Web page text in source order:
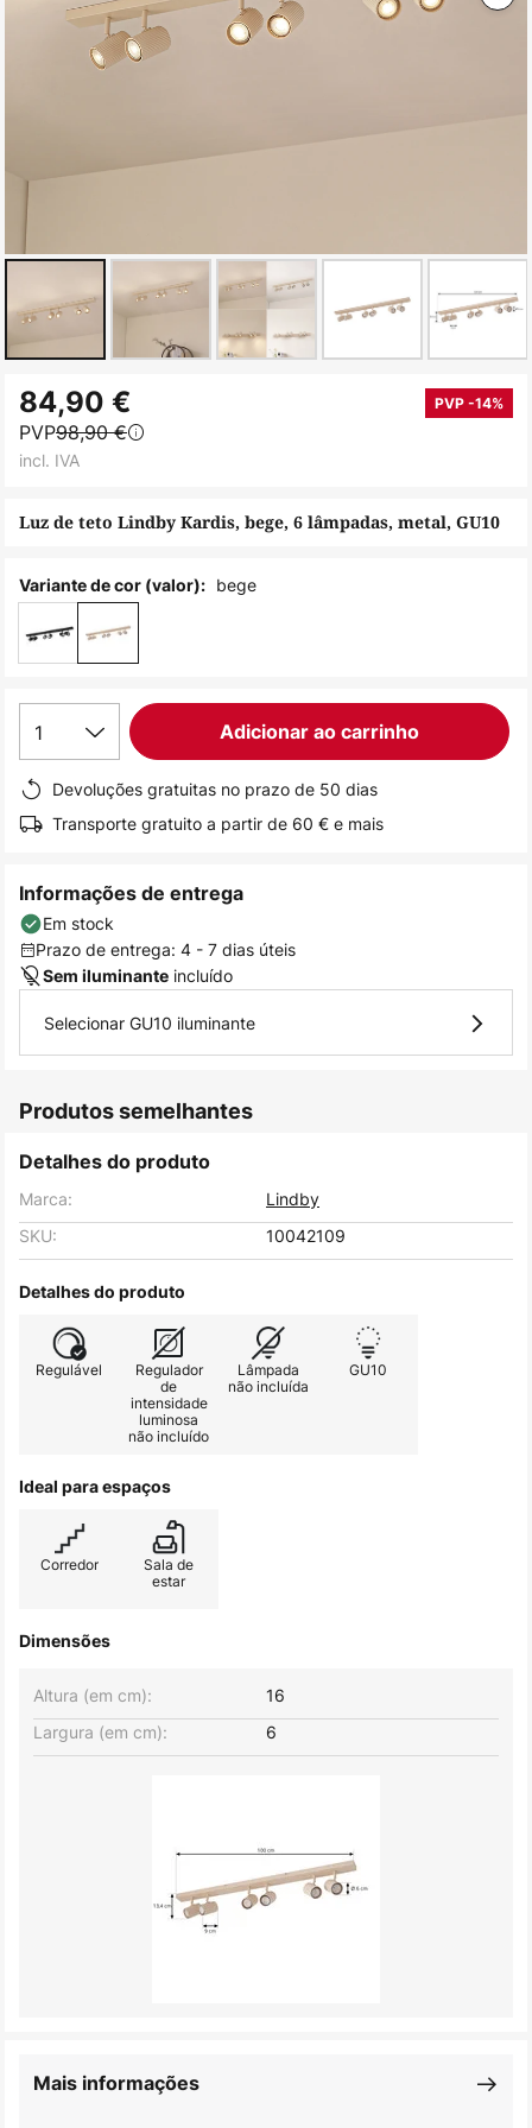
para
início
Galeria
imagens
Luz de teto Lindby Kardis, bege, 6 lâmpadas, metal, GU10
84,90 € PVP -14%
PVP98,90 €
incl. IVA
Variante de cor (valor): bege
1 Adicionar ao carrinho
Devoluções gratuitas no prazo de 50 dias
Transporte gratuito a partir de 60 € e mais
Informações de entrega
Em stock
Prazo de entrega: 4 - 7 dias úteis
Sem iluminante incluído
Selecionar GU10 iluminante
Produtos semelhantes
Detalhes do produto
Marca:
Lindby
SKU:
10042109
Detalhes do produto
Regulável
Regulador
de
intensidade
luminosa
não incluído
Lâmpada
não incluída
GU10
Ideal para espaços
Corredor
Sala de
estar
Dimensões
Largura (em cm): 6
Altura (em cm): 16
Mais informações